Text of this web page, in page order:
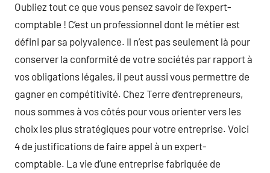
Oubliez tout ce que vous pensez savoir de l’expert-
comptable ! C’est un professionnel dont le métier est
défini par sa polyvalence. Il n’est pas seulement là pour
conserver la conformité de votre sociétés par rapport à
vos obligations légales, il peut aussi vous permettre de
gagner en compétitivité. Chez Terre d’entrepreneurs,
nous sommes à vos côtés pour vous orienter vers les
choix les plus stratégiques pour votre entreprise. Voici
4 de justifications de faire appel à un expert-
comptable. La vie d’une entreprise fabriquée de